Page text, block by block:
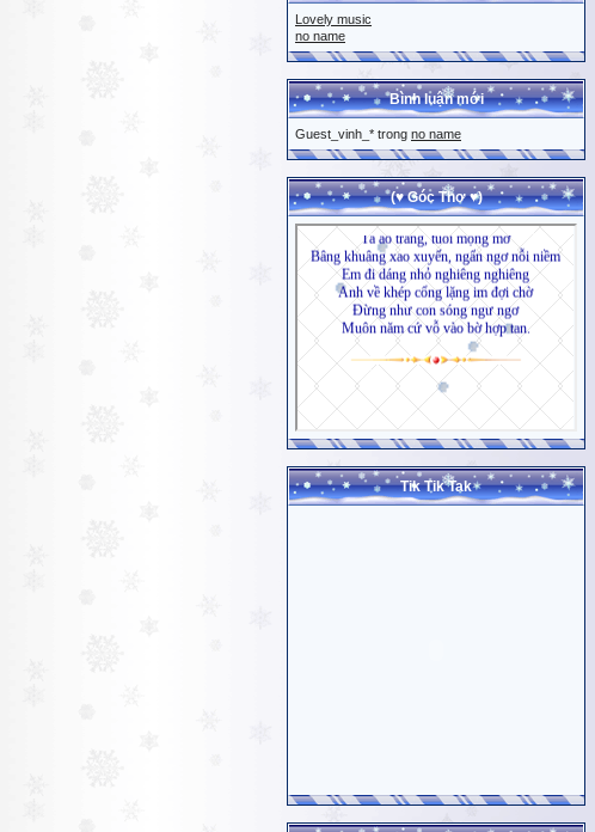
Lovely music
no name
Bình luận mới
Guest_vinh_* trong no name
(♥ Góc Thơ ♥)
Tik Tik Tak